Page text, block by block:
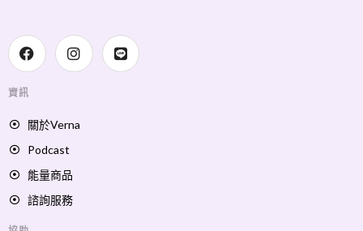
資訊
關於Verna
Podcast
能量商品
諮詢服務